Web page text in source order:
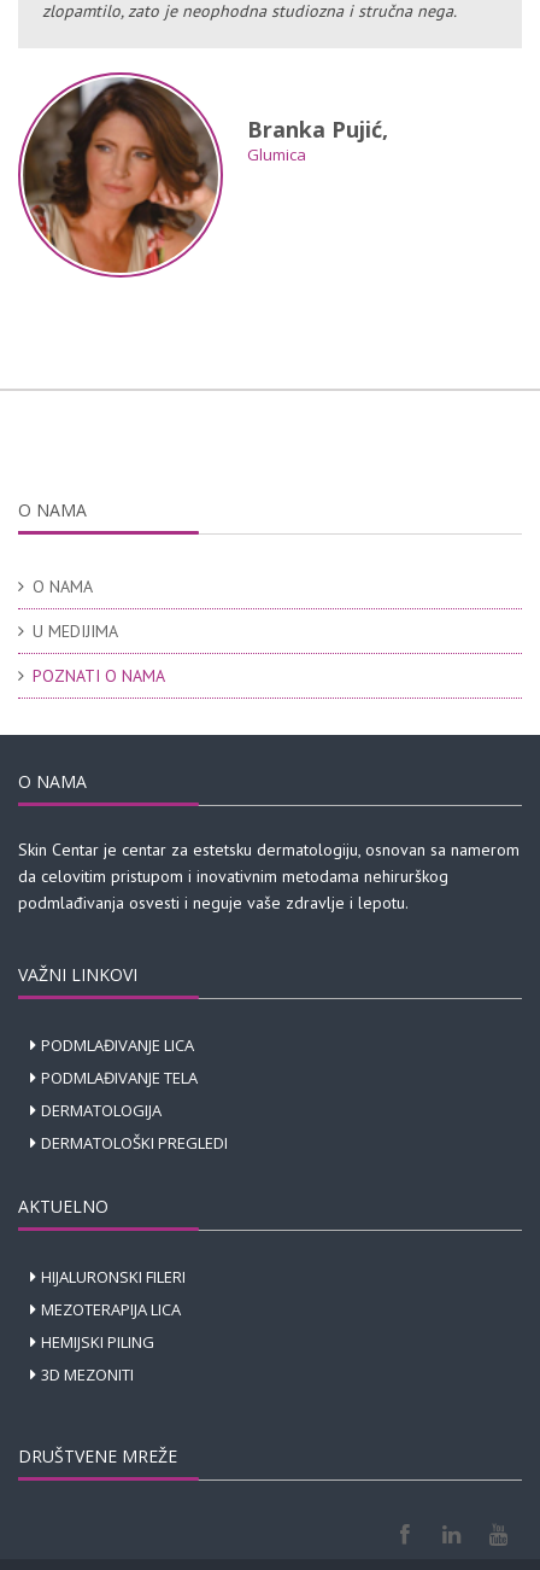
zlopamtilo, zato je neophodna studiozna i stručna nega.
Branka Pujić,
Glumica
O NAMA
O NAMA
U MEDIJIMA
POZNATI O NAMA
O NAMA
Skin Centar je centar za estetsku dermatologiju, osnovan sa namerom
da celovitim pristupom i inovativnim metodama nehirurškog
podmlađivanja osvesti i neguje vaše zdravlje i lepotu.
VAŽNI LINKOVI
PODMLAĐIVANJE LICA
PODMLAĐIVANJE TELA
DERMATOLOGIJA
DERMATOLOŠKI PREGLEDI
AKTUELNO
HIJALURONSKI FILERI
MEZOTERAPIJA LICA
HEMIJSKI PILING
3D MEZONITI
DRUŠTVENE MREŽE